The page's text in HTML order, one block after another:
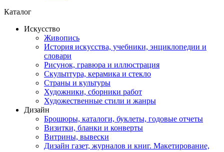
Каталог
Искусство
Живопись
История искусства, учебники, энциклопедии и
словари
Рисунок, гравюра и иллюстрация
Скульптура, керамика и стекло
Страны и культуры
Художники, сборники работ
Художественные стили и жанры
Дизайн
Брошюры, каталоги, буклеты, годовые отчеты
Визитки, бланки и конверты
Витрины, вывески
Дизайн газет, журналов и книг. Макетирование,